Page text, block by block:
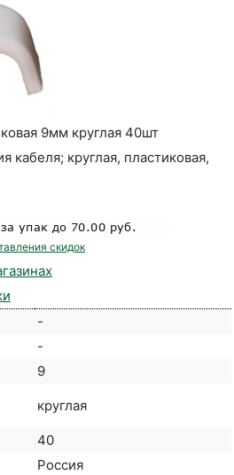
9мм круглая 40шт
кабеля; круглая, пластиковая,
скидок
-
-
9
круглая
40
Россия